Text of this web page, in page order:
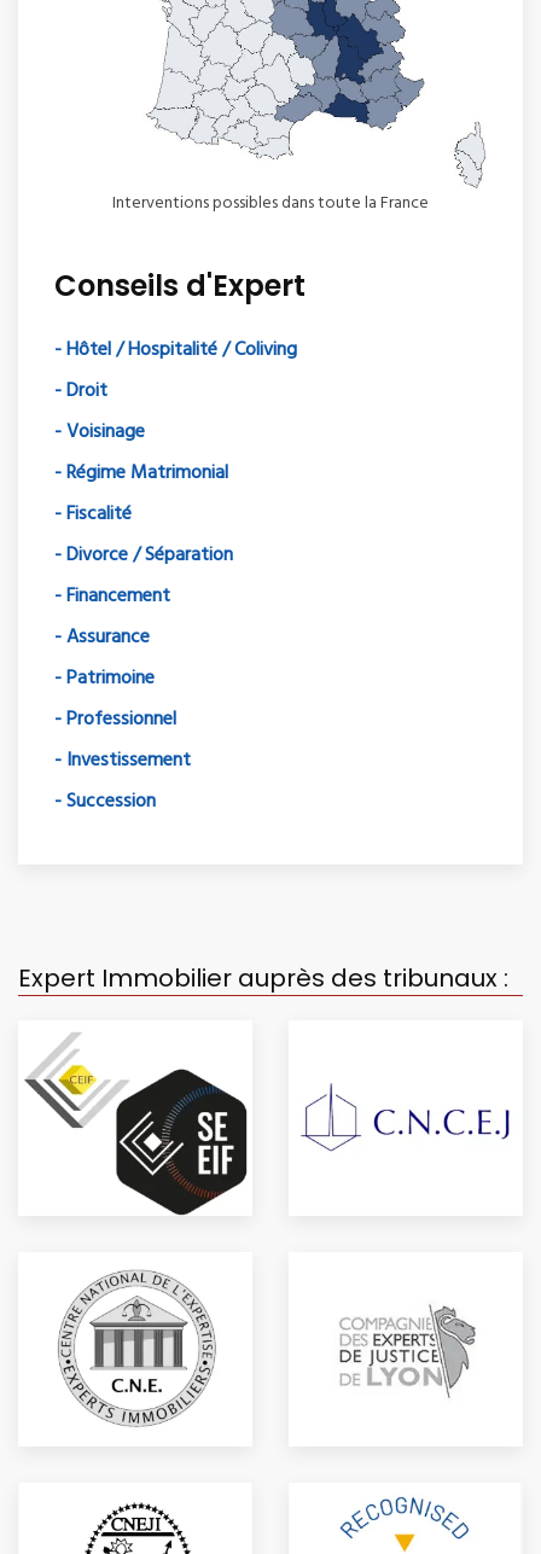
Interventions possibles dans toute la France
Conseils d'Expert
- Hôtel / Hospitalité / Coliving
- Droit
- Voisinage
- Régime Matrimonial
- Fiscalité
- Divorce / Séparation
- Financement
- Assurance
- Patrimoine
- Professionnel
- Investissement
- Succession
Expert Immobilier auprès des tribunaux :